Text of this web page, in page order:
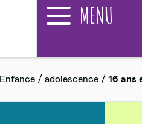
MENU
Enfance / adolescence / 16 ans